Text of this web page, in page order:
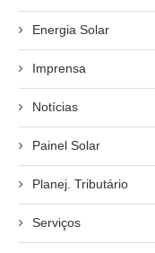
Energia Solar
Imprensa
Notícias
Painel Solar
Planej. Tributário
Serviços